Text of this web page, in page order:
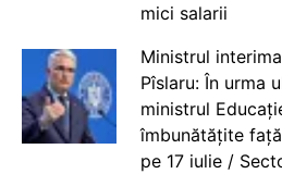
mici salarii
Ministrul
Pîslaru: În urma
ministrul
îmbunătățite
pe 17 iulie /